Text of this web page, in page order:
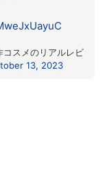
スメのリアルレビ
13, 2023